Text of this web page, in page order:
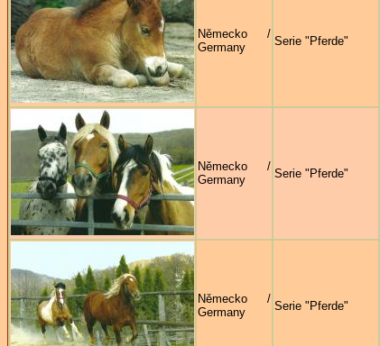
Německo /
Germany
Serie "Pferde"
Německo /
Germany
Serie "Pferde"
Německo /
Germany
Serie "Pferde"